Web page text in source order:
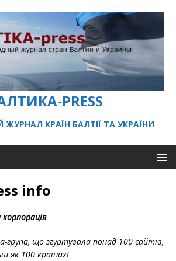
PRESS
КРАЇН БАЛТІЇ ТА УКРАЇНИ
info
корпорація
група, що згуртувала понад 100 сайтів,
як 100 країнах!